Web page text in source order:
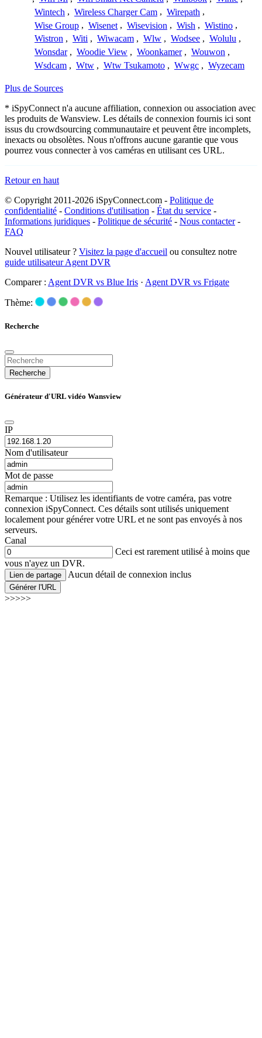
Wintech , Wireless Charger Cam , Wirepath ,
Wise Group , Wisenet , Wisevision , Wish , Wistino ,
Wistron , Witi , Wiwacam , Wlw , Wodsee , Wolulu ,
Wonsdar , Woodie View , Woonkamer , Wouwon ,
Wsdcam , Wtw , Wtw Tsukamoto , Wwgc , Wyzecam
Plus de Sources
* iSpyConnect n'a aucune affiliation, connexion ou association avec
les produits de Wansview. Les détails de connexion fournis ici sont
issus du crowdsourcing communautaire et peuvent être incomplets,
inexacts ou obsolètes. Nous n'offrons aucune garantie que vous
pourrez vous connecter à vos caméras en utilisant ces URL.
Retour en haut
© Copyright 2011-2026 iSpyConnect.com - Politique de
confidentialité - Conditions d'utilisation - État du service -
Informations juridiques - Politique de sécurité - Nous contacter-
FAQ
Nouvel utilisateur ? Visitez la page d'accueil ou consultez notre
guide utilisateur Agent DVR
Comparer : Agent DVR vs Blue Iris · Agent DVR vs Frigate
Thème:
Recherche
Recherche
Générateur d'URL vidéo Wansview
IP
Nom d'utilisateur
Mot de passe
Remarque : Utilisez les identifiants de votre caméra, pas votre
connexion iSpyConnect. Ces détails sont utilisés uniquement
localement pour générer votre URL et ne sont pas envoyés à nos
serveurs.
Canal
Ceci est rarement utilisé à moins que
vous n'ayez un DVR.
Lien de partage Aucun détail de connexion inclus
Générer l'URL
>>>>>